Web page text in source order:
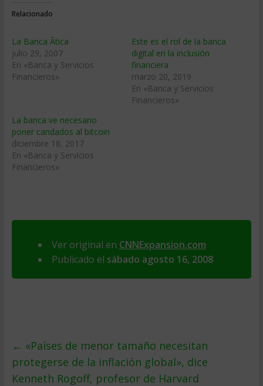
Relacionado
La Banca Ãtica
julio 29, 2007
En «Banca y Servicios
Financieros»
Este es el rol de la banca
digital en la inclusión
financiera
marzo 20, 2019
En «Banca y Servicios
Financieros»
La banca ve necesario
poner candados al bitcoin
diciembre 18, 2017
En «Banca y Servicios
Financieros»
Ver original en CNNExpansion.com
Publicado el sábado agosto 16, 2008
← «Paí­ses de menor tamaño necesitan
protegerse de la inflación global», dice
Kenneth Rogoff, profesor de Harvard